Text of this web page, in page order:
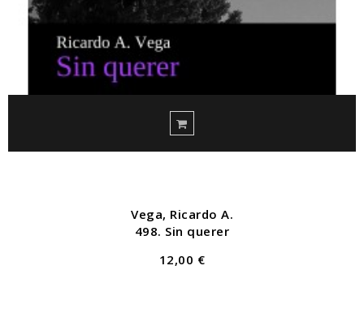
Vega, Ricardo A.
498. Sin querer
12,00 €